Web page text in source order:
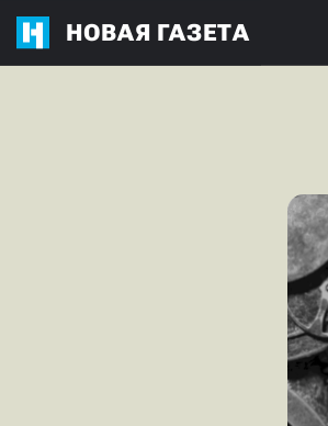
НОВАЯ ГАЗЕТА